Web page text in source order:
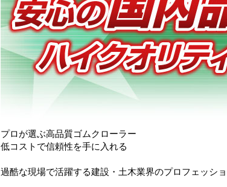
プロが選ぶ高品質ゴムクローラー
低コストで信頼性を手に入れる
過酷な現場で活躍する建設・土木業界のプロフェッシ